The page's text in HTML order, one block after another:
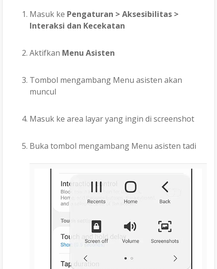
Masuk ke Pengaturan > Aksesibilitas >
Interaksi dan Kecekatan
Aktifkan Menu Asisten
Tombol mengambang Menu asisten akan
muncul
Masuk ke area layar yang ingin di screenshot
Buka tombol mengambang Menu asisten tadi